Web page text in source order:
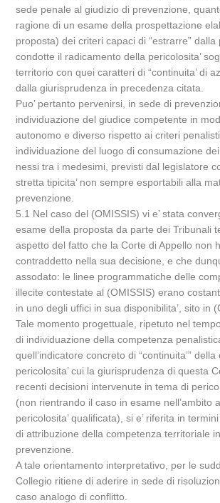
sede penale al giudizio di prevenzione,
ragione di un esame della prospettazione
proposta) dei criteri capaci di “estrarre” dalla
condotte il radicamento della pericolosita’
territorio con quei caratteri di “continuita’ di
dalla giurisprudenza in precedenza citata.
Puo’ pertanto pervenirsi, in sede di
individuazione del giudice competente in
autonomo e diverso rispetto ai criteri
individuazione del luogo di consumazione
nessi tra i medesimi, previsti dal legislatore
stretta tipicita’ non sempre esportabili alla
prevenzione.
5.1 Nel caso del (OMISSIS) vi e’ stata
esame della proposta da parte dei Tribunali
aspetto del fatto che la Corte di Appello non
contraddetto nella sua decisione, e che
assodato: le linee programmatiche delle
illecite contestate al (OMISSIS) erano
in uno degli uffici in sua disponibilita’, sito in
Tale momento progettuale, ripetuto nel
di individuazione della competenza
quell’indicatore concreto di “continuita’”
pericolosita’ cui la giurisprudenza di questa
recenti decisioni intervenute in tema di
(non rientrando il caso in esame nell’ambito
pericolosita’ qualificata), si e’ riferita in
di attribuzione della competenza territoriale
prevenzione.
A tale orientamento interpretativo, per le
Collegio ritiene di aderire in sede di
caso analogo di conflitto.